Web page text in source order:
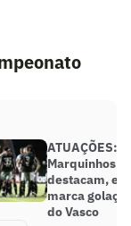
ATUAÇÕES:
Marquinhos
destacam, e
marca golaço
do Vasco